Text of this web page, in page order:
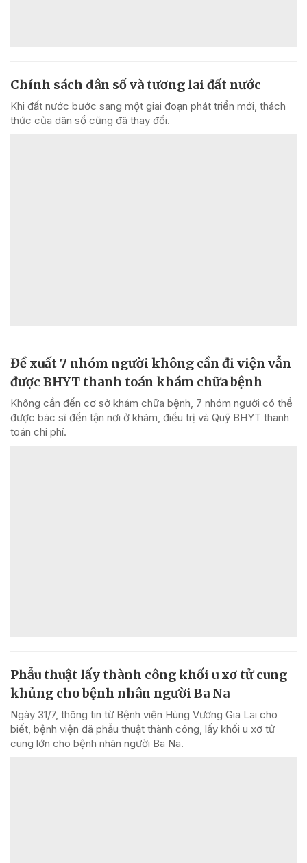
Chính sách dân số và tương lai đất nước
Khi đất nước bước sang một giai đoạn phát triển mới, thách
thức của dân số cũng đã thay đổi.
Đề xuất 7 nhóm người không cần đi viện vẫn
được BHYT thanh toán khám chữa bệnh
Không cần đến cơ sở khám chữa bệnh, 7 nhóm người có thể
được bác sĩ đến tận nơi ở khám, điều trị và Quỹ BHYT thanh
toán chi phí.
Phẫu thuật lấy thành công khối u xơ tử cung
khủng cho bệnh nhân người Ba Na
Ngày 31/7, thông tin từ Bệnh viện Hùng Vương Gia Lai cho
biết, bệnh viện đã phẫu thuật thành công, lấy khối u xơ tử
cung lớn cho bệnh nhân người Ba Na.